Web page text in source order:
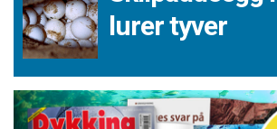
lurer tyver